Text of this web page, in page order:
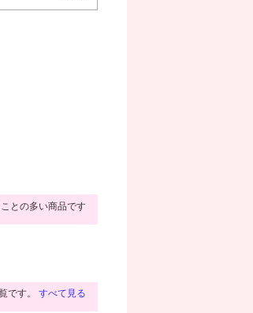
との多い商品です
です。 すべて見る